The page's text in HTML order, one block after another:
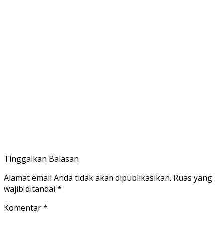
Tinggalkan Balasan
Alamat email Anda tidak akan dipublikasikan. Ruas yang
wajib ditandai *
Komentar*